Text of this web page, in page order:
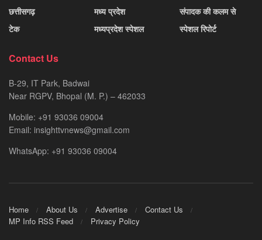
छत्तीसगढ़
टेक
मध्य प्रदेश
मध्यप्रदेश स्पेशल
संपादक की कलम से
स्पेशल रिपोर्ट
Contact Us
B-29, IT Park, Badwai
Near RGPV, Bhopal (M. P.) – 462033
Mobile: +91 93036 09004
Email: insighttvnews@gmail.com
WhatsApp: +91 93036 09004
Home About Us Advertise
Contact Us
MP Info RSS Feed
Privacy Policy